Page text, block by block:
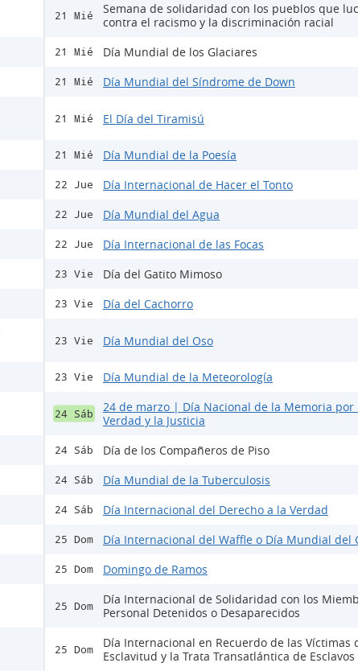
21 Mié
Semana de solidaridad con los pueblos que
contra el racismo y la discriminación racial
21 Mié Día Mundial de los Glaciares
21 Mié Día Mundial del Síndrome de Down
21 Mié El Día del Tiramisú
21 Mié Día Mundial de la Poesía
22 Jue Día Internacional de Hacer el Tonto
22 Jue Día Mundial del Agua
22 Jue Día Internacional de las Focas
23 Vie Día del Gatito Mimoso
23 Vie Día del Cachorro
23 Vie Día Mundial del Oso
23 Vie Día Mundial de la Meteorología
24 Sáb
24 de marzo | Día Nacional de la Memoria por
Verdad y la Justicia
24 Sáb Día de los Compañeros de Piso
24 Sáb Día Mundial de la Tuberculosis
24 Sáb Día Internacional del Derecho a la Verdad
25 Dom Día Internacional del Waffle o Día Mundial del
25 Dom Domingo de Ramos
25 Dom
Día Internacional de Solidaridad con los
Personal Detenidos o Desaparecidos
25 Dom
Día Internacional en Recuerdo de las Víctimas
Esclavitud y la Trata Transatlántica de Esclavos